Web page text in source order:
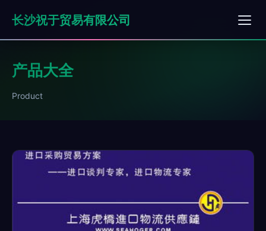
长沙祝于贸易有限公司
产品大全
Product